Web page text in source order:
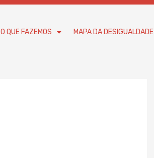
O QUE FAZEMOS MAPA DA DESIGUALDADE